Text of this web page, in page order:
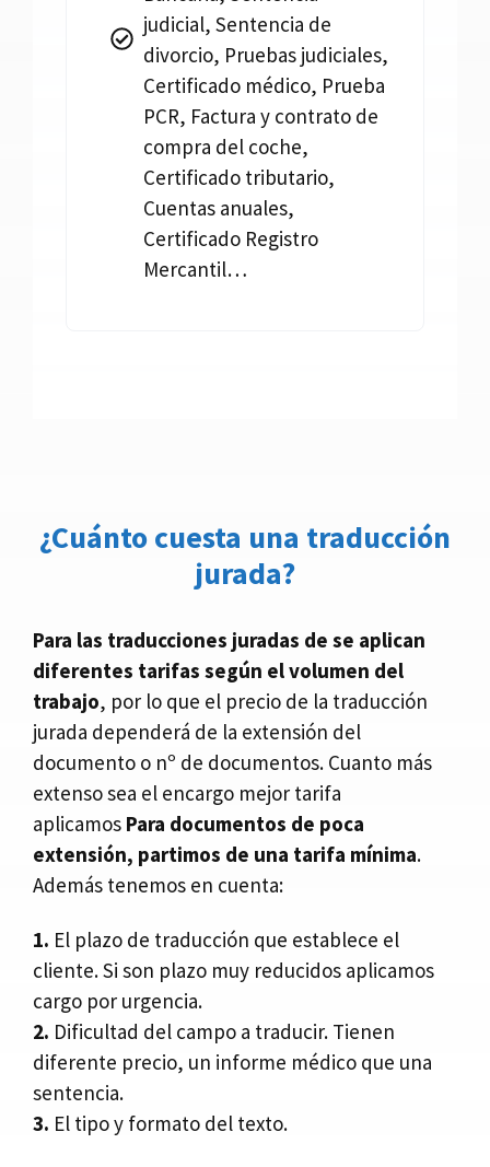
judicial, Sentencia de
divorcio, Pruebas judiciales,
Certificado médico, Prueba
PCR, Factura y contrato de
compra del coche,
Certificado tributario,
Cuentas anuales,
Certificado Registro
Mercantil…
¿Cuánto cuesta una traducción
jurada?
Para las traducciones juradas de se aplican
diferentes tarifas según el volumen del
trabajo, por lo que el precio de la traducción
jurada dependerá de la extensión del
documento o nº de documentos. Cuanto más
extenso sea el encargo mejor tarifa
aplicamos Para documentos de poca
extensión, partimos de una tarifa mínima.
Además tenemos en cuenta:
1. El plazo de traducción que establece el
cliente. Si son plazo muy reducidos aplicamos
cargo por urgencia.
2. Dificultad del campo a traducir. Tienen
diferente precio, un informe médico que una
sentencia.
3. El tipo y formato del texto.